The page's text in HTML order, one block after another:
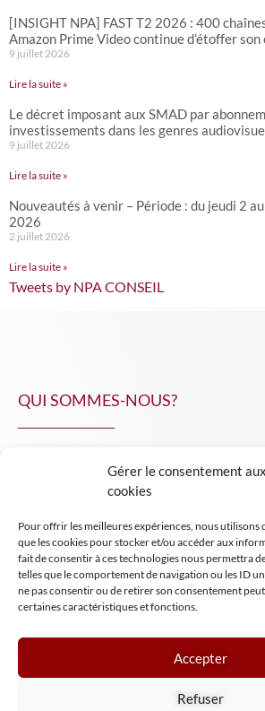
Gérer le consentement aux
cookies
Pour offrir les meilleures expériences, nous utilisons
que les cookies pour stocker et/ou accéder aux
fait de consentir à ces technologies nous permettra
telles que le comportement de navigation ou les ID
ne pas consentir ou de retirer son consentement
certaines caractéristiques et fonctions.
Accepter
Refuser
[INSIGHT NPA] FAST T2 2026 : 400
Amazon Prime Video continue d’étoffer son
9 juillet 2026
Lire la suite »
Le décret imposant aux SMAD par
investissements dans les genres
9 juillet 2026
Lire la suite »
Nouveautés à venir – Période : du jeudi 2
2026
2 juillet 2026
Lire la suite »
Tweets by NPA CONSEIL
QUI SOMMES-NOUS?
INSIGHT NPA
Mentions légales